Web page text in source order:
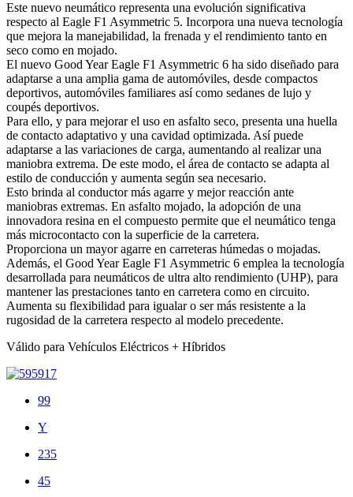
Este nuevo neumático representa una evolución significativa
respecto al Eagle F1 Asymmetric 5. Incorpora una nueva tecnología
que mejora la manejabilidad, la frenada y el rendimiento tanto en
seco como en mojado.
El nuevo Good Year Eagle F1 Asymmetric 6 ha sido diseñado para
adaptarse a una amplia gama de automóviles, desde compactos
deportivos, automóviles familiares así como sedanes de lujo y
coupés deportivos.
Para ello, y para mejorar el uso en asfalto seco, presenta una huella
de contacto adaptativo y una cavidad optimizada. Así puede
adaptarse a las variaciones de carga, aumentando al realizar una
maniobra extrema. De este modo, el área de contacto se adapta al
estilo de conducción y aumenta según sea necesario.
Esto brinda al conductor más agarre y mejor reacción ante
maniobras extremas. En asfalto mojado, la adopción de una
innovadora resina en el compuesto permite que el neumático tenga
más microcontacto con la superficie de la carretera.
Proporciona un mayor agarre en carreteras húmedas o mojadas.
Además, el Good Year Eagle F1 Asymmetric 6 emplea la tecnología
desarrollada para neumáticos de ultra alto rendimiento (UHP), para
mantener las prestaciones tanto en carretera como en circuito.
Aumenta su flexibilidad para igualar o ser más resistente a la
rugosidad de la carretera respecto al modelo precedente.
Válido para Vehículos Eléctricos + Híbridos
99
Y
235
45